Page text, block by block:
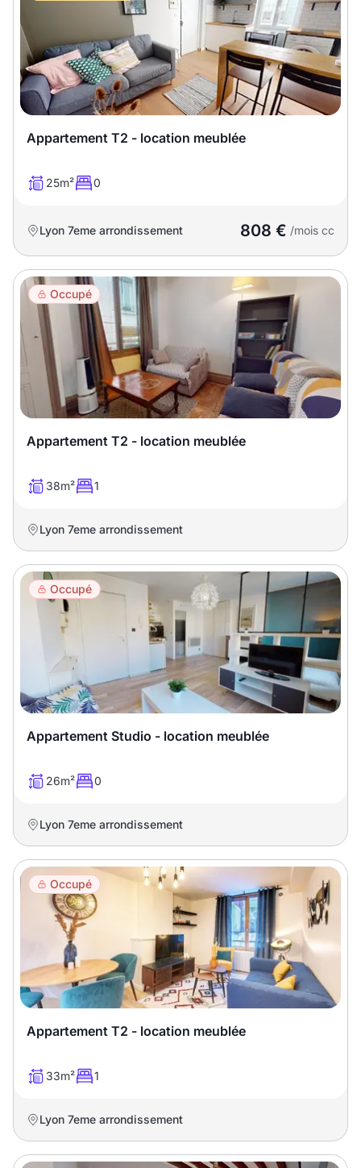
T12
T13 T14 T15
T16
Superficie
Nombre de chambres
disponibles
chambres
disponibles
Espaces additionnels
Sélectionner...
communes
Ascenseur Gardien
Disponible à partir du
Promotions
Mettre en avant les
Appartement T2 - location meublée
25m² 0
Lyon 7eme arrondissement 808 € /mois cc
Occupé
Appartement T2 - location meublée
38m² 1
Lyon 7eme arrondissement
Occupé
Appartement Studio - location meublée
26m² 0
Lyon 7eme arrondissement
Occupé
Appartement T2 - location meublée
33m² 1
Lyon 7eme arrondissement